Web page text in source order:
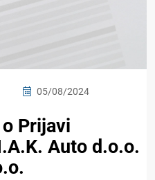
05/08/2024
o Prijavi
Auto d.o.o.